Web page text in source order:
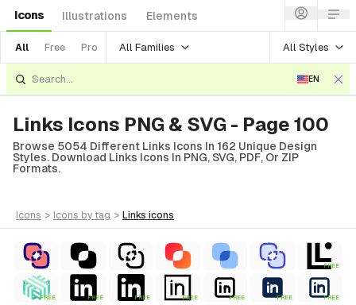
Icons Illustrations Elements
All Free Pro All Families All Styles
EN
Links Icons PNG & SVG - Page 100
Browse 5054 Different Links Icons In 162 Unique Design
Styles. Download Links Icons In PNG, SVG, PDF, Or ZIP
Formats.
icons > icons by tag > links icons
FREE
FREE FREE FREE FREE FREE FREE FREE